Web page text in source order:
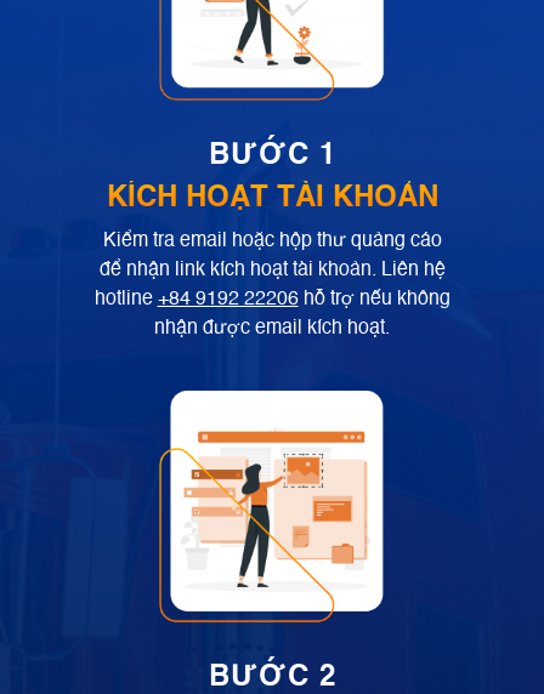
BƯỚC 1
KÍCH HOẠT TÀI KHOẢN
Kiểm tra email hoặc hộp thư quảng cáo
để nhận link kích hoạt tài khoản. Liên hệ
hotline +84 9192 22206hỗ trợ nếu không
nhận được email kích hoạt.
BƯỚC 2